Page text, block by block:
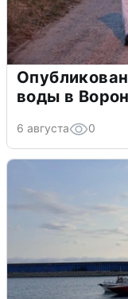
воды в
6 августа 0